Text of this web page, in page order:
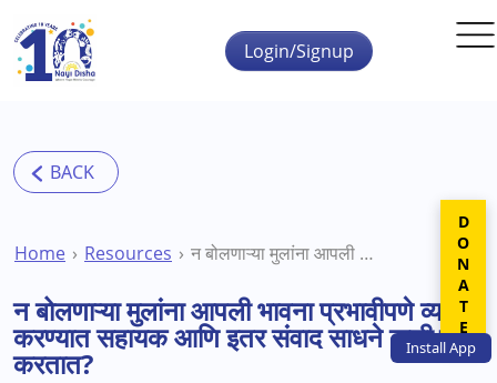
Skip to main content
InstallApp
Login/Signup
Home Resources न बोलणाऱ्या मुलांना आपली भावना प्रभावीपणे व्यक्त करण्यात सहायक आणि इतर संवाद साधने कशी मदत करतात?
न बोलणाऱ्या मुलांना आपली भावना प्रभावीपणे व्यक्त
करण्यात सहायक आणि इतर संवाद साधने कशी मदत
करतात?
DONATE